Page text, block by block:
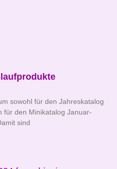
sowohl für den Jahreskatalog
für den Minikatalog Januar-
sind